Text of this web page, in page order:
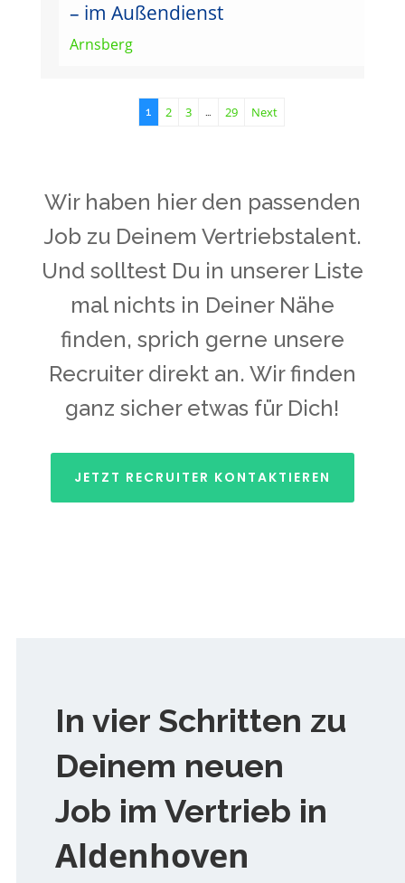
– im Außendienst
Arnsberg
1 2 3 … 29 Next
Wir haben hier den passenden
Job zu Deinem Vertriebstalent.
Und solltest Du in unserer Liste
mal nichts in Deiner Nähe
finden, sprich gerne unsere
Recruiter direkt an. Wir finden
ganz sicher etwas für Dich!
JETZT RECRUITER KONTAKTIEREN
In vier Schritten zu
Deinem neuen
Job im Vertrieb in
Aldenhoven